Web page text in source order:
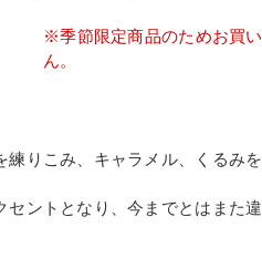
※季節限定商品のためお買
ん。
りこみ、キャラメル、くるみ
ントとなり、今までとはまた